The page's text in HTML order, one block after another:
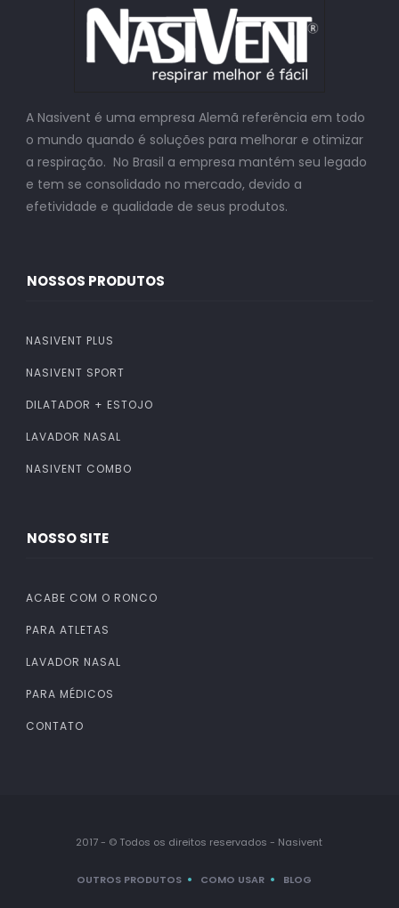
A Nasivent é uma empresa Alemã referência em todo
o mundo quando é soluções para melhorar e otimizar
a respiração. No Brasil a empresa mantém seu legado
e tem se consolidado no mercado, devido a
efetividade e qualidade de seus produtos.
NOSSOS PRODUTOS
NASIVENT PLUS
NASIVENT SPORT
DILATADOR + ESTOJO
LAVADOR NASAL
NASIVENT COMBO
NOSSO SITE
ACABE COM O RONCO
PARA ATLETAS
LAVADOR NASAL
PARA MÉDICOS
CONTATO
2017 - © Todos os direitos reservados - Nasivent
OUTROS PRODUTOS COMO USAR BLOG